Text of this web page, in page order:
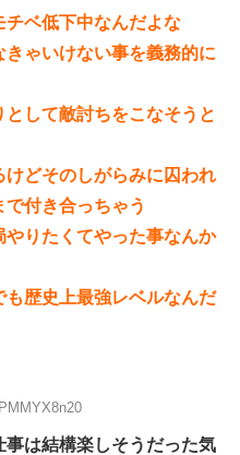
チベ低下中なんだよな
ゃいけない事を義務的に
して敵討ちをこなそうと
どそのしがらみに囚われ
付き合っちゃう
りたくてやった事なんか
歴史上最強レベルなんだ
は結構楽しそうだった気